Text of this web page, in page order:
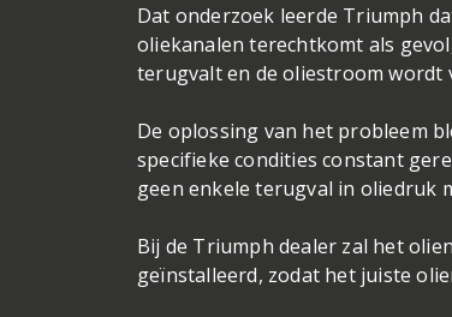
Dat onderzoek leerde Triumph
oliekanalen terechtkomt als
terugvalt en de oliestroom wordt
De oplossing van het probleem
specifieke condities constant
geen enkele terugval in oliedruk
Bij de Triumph dealer zal het
geïnstalleerd, zodat het juiste